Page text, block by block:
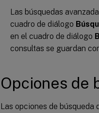
Las búsquedas
cuadro de diálogo
en el cuadro de diálogo
consultas se guardan
Opciones de
Las opciones de